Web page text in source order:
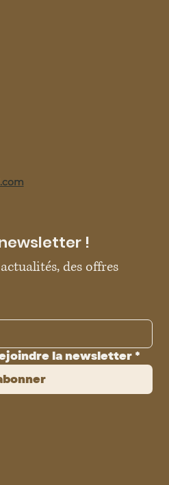
!
des offres
la newsletter *